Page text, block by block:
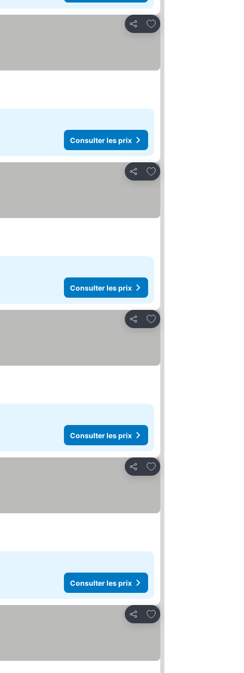
Partager
Ajouter à mes favoris
Consulter les prix
Partager
Ajouter à mes favoris
Consulter les prix
Partager
Ajouter à mes favoris
Consulter les prix
Partager
Ajouter à mes favoris
Consulter les prix
Partager
Ajouter à mes favoris